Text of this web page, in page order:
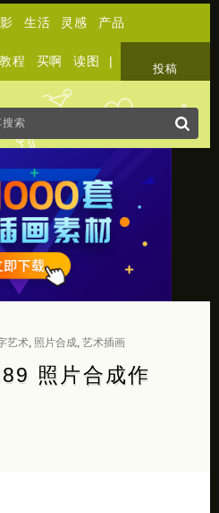
生活 灵感 产品
教程 买啊 读图 |
投稿
艺术, 照片合成, 艺术插画
照片合成作